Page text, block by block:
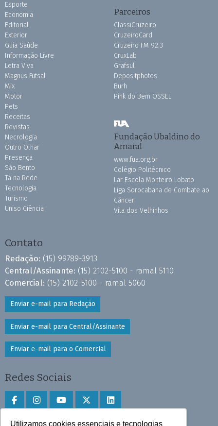
Utilizamos cookies essenciais e tecnologias
Esporte
Economia
Editorial
Exterior
Guia Saúde
Informação Livre
Letra Viva
Magnus Futsal
Mix
Motor
Pets
Receitas
Revistas
Necrologia
Outro Olhar
Presença
São Bento
Tá na Rede
Tecnologia
Turismo
Uniso Ciência
Parceiros
ClassiCruzeiro
CruzeiroCard
Cruzeiro FM 92.3
CruxLab
Grafsul
Depositphotos
Burh
Pink do Bem OSSEL
Fundação Ubaldino do
Amaral
www.fua.org.br
Colégio Politécnico
Lar Escola Monteiro Lobato
Liga Sorocabana de Combate ao
Câncer
Vila dos Velhinhos
Contato
Redação: (15) 99789-3913
Central/Assinante: (15) 2102-5100 - ramal 5110
Comercial: (15) 2102-5100 - ramal 5060
Enviar e-mail para Redação
Enviar e-mail para Central/Assinante
Enviar e-mail para o Comercial
Redes Sociais